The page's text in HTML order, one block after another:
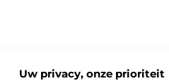
Uw privacy, onze prioriteit